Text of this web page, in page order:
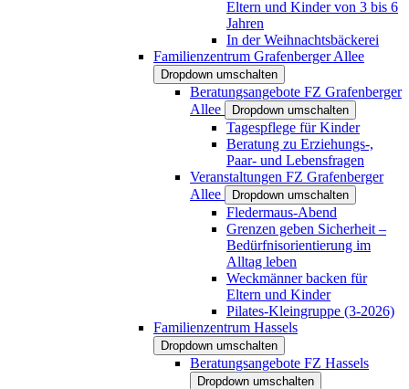
Eltern und Kinder von 3 bis 6
Jahren
In der Weihnachtsbäckerei
Familienzentrum Grafenberger Allee
Dropdown umschalten
Beratungsangebote FZ Grafenberger
Allee
Dropdown umschalten
Tagespflege für Kinder
Beratung zu Erziehungs-,
Paar- und Lebensfragen
Veranstaltungen FZ Grafenberger
Allee
Dropdown umschalten
Fledermaus-Abend
Grenzen geben Sicherheit –
Bedürfnisorientierung im
Alltag leben
Weckmänner backen für
Eltern und Kinder
Pilates-Kleingruppe (3-2026)
Familienzentrum Hassels
Dropdown umschalten
Beratungsangebote FZ Hassels
Dropdown umschalten